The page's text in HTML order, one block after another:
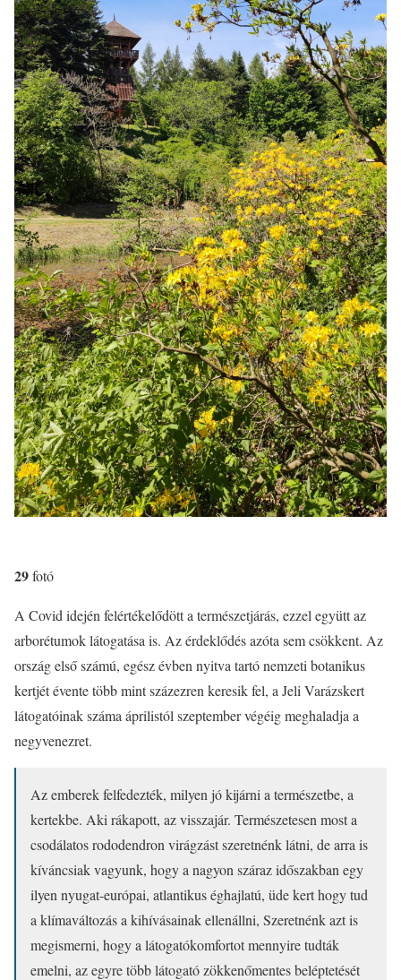
29fotó
A Covid idején felértékelődött a természetjárás, ezzel együtt az
arborétumok látogatása is. Az érdeklődés azóta sem csökkent. Az
ország első számú, egész évben nyitva tartó nemzeti botanikus
kertjét évente több mint százezren keresik fel, a Jeli Varázskert
látogatóinak száma áprilistól szeptember végéig meghaladja a
negyvenezret.
Az emberek felfedezték, milyen jó kijárni a természetbe, a
kertekbe. Aki rákapott, az visszajár. Természetesen most a
csodálatos rododendron virágzást szeretnénk látni, de arra is
kíváncsiak vagyunk, hogy a nagyon száraz időszakban egy
ilyen nyugat-európai, atlantikus éghajlatú, üde kert hogy tud
a klímaváltozás a kihívásainak ellenállni, Szeretnénk azt is
megismerni, hogy a látogatókomfortot mennyire tudták
emelni, az egyre több látogató zökkenőmentes beléptetését